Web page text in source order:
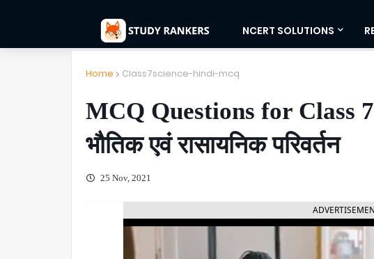
NCERT SOLUTIONS
Home Class7science-hindi-mcq
MCQ Questions for Class
भौतिक एवं रासायनिक परिवर्तन
25 Nov, 2021